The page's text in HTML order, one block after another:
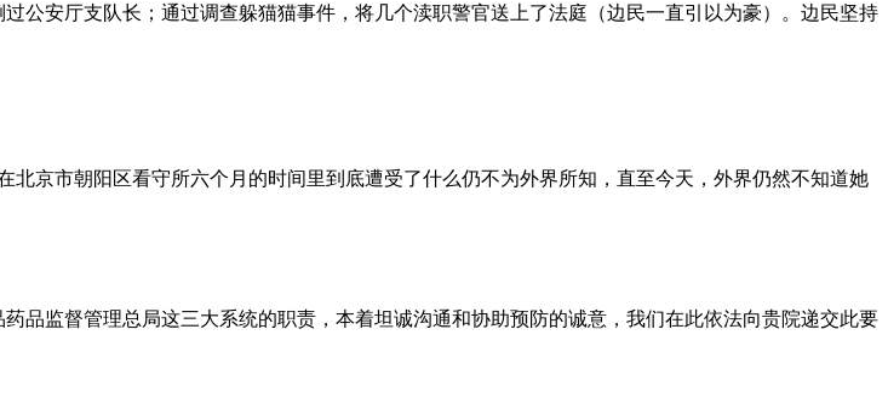
公安厅支队长；通过调查躲猫猫事件，将几个渎职警官送上了法庭（边民一直引以为豪）。边民坚持
京市朝阳区看守所六个月的时间里到底遭受了什么仍不为外界所知，直至今天，外界仍然不知道她
品监督管理总局这三大系统的职责，本着坦诚沟通和协助预防的诚意，我们在此依法向贵院递交此要